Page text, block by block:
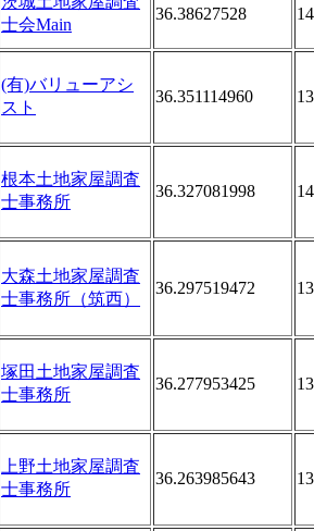
士会Main
36.38627528
(有)バリューアシ
スト
36.351114960
根本土地家屋調査
士事務所
36.327081998
大森土地家屋調査
士事務所（筑西）
36.297519472
塚田土地家屋調査
士事務所
36.277953425
上野土地家屋調査
士事務所
36.263985643